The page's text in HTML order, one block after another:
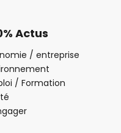
Actus
/ entreprise
/ Formation